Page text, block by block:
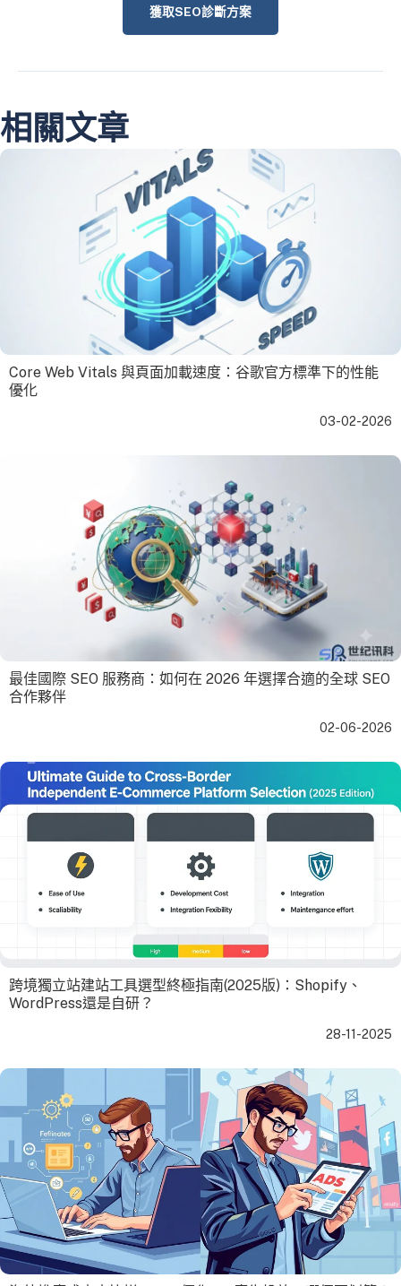
獲取SEO診斷方案
相關文章
Core Web Vitals 與頁面加載速度：谷歌官方標準下的性能
優化
03-02-2026
最佳國際 SEO 服務商：如何在 2026 年選擇合適的全球 SEO
合作夥伴
02-06-2026
跨境獨立站建站工具選型終極指南(2025版)：Shopify、
WordPress還是自研？
28-11-2025